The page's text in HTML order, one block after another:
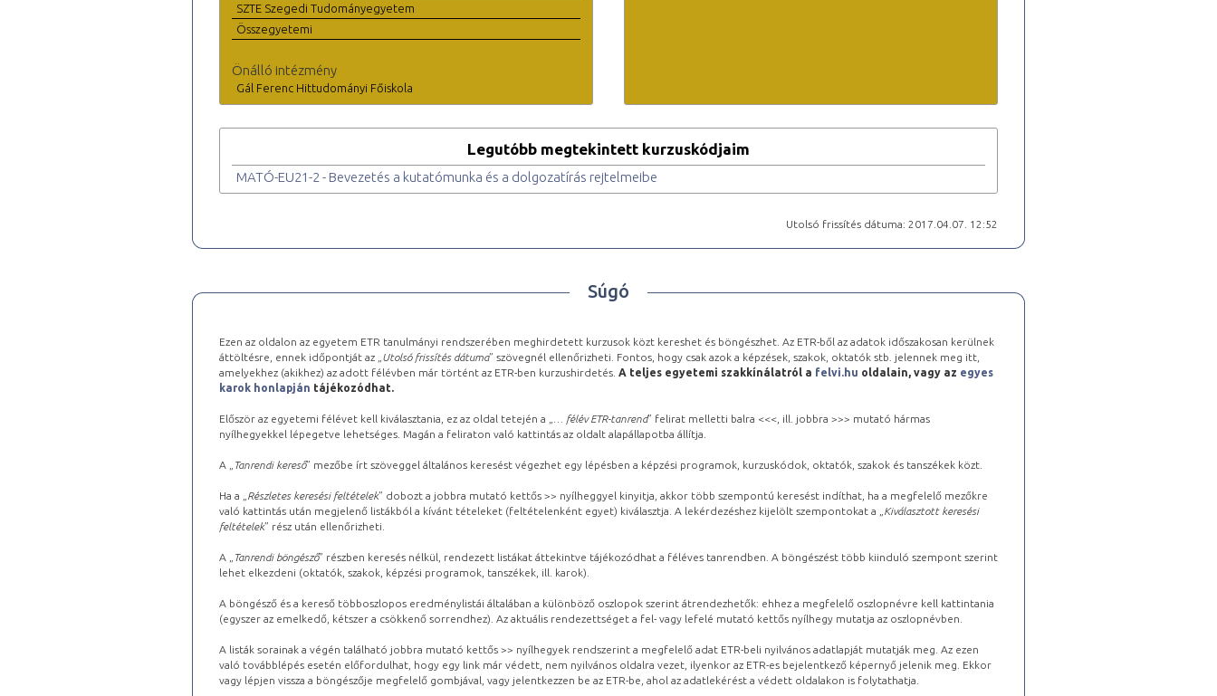
SZTE Szegedi Tudományegyetem
Összegyetemi
Önálló intézmény
Gál Ferenc Hittudományi Főiskola
Legutóbb megtekintett kurzuskódjaim
MATÓ-EU21-2 - Bevezetés a kutatómunka és a dolgozatírás rejtelmeibe
Utolsó frissítés dátuma: 2017.04.07. 12:52
Súgó
Ezen az oldalon az egyetem ETR tanulmányi rendszerében meghirdetett kurzusok közt kereshet és böngészhet. Az ETR-ből az adatok időszakosan kerülnek
áttöltésre, ennek időpontját az „ Utolsó frissítés dátuma” szövegnél ellenőrizheti. Fontos, hogy csak azok a képzések, szakok, oktatók stb. jelennek meg itt,
amelyekhez (akikhez) az adott félévben már történt az ETR-ben kurzushirdetés. A teljes egyetemi szakkínálatról a felvi.hu oldalain, vagy az egyes
karok honlapján tájékozódhat.
Először az egyetemi félévet kell kiválasztania, ez az oldal tetején a „ … félév ETR-tanrend” felirat melletti balra <<<, ill. jobbra >>> mutató hármas
nyílhegyekkel lépegetve lehetséges. Magán a feliraton való kattintás az oldalt alapállapotba állítja.
A „ Tanrendi kereső” mezőbe írt szöveggel általános keresést végezhet egy lépésben a képzési programok, kurzuskódok, oktatók, szakok és tanszékek közt.
Ha a „ Részletes keresési feltételek” dobozt a jobbra mutató kettős >> nyílheggyel kinyitja, akkor több szempontú keresést indíthat, ha a megfelelő mezőkre
való kattintás után megjelenő listákból a kívánt tételeket (feltételenként egyet) kiválasztja. A lekérdezéshez kijelölt szempontokat a „ Kiválasztott keresési
feltételek” rész után ellenőrizheti.
A „ Tanrendi böngésző” részben keresés nélkül, rendezett listákat áttekintve tájékozódhat a féléves tanrendben. A böngészést több kiinduló szempont szerint
lehet elkezdeni (oktatók, szakok, képzési programok, tanszékek, ill. karok).
A böngésző és a kereső többoszlopos eredménylistái általában a különböző oszlopok szerint átrendezhetők: ehhez a megfelelő oszlopnévre kell kattintania
(egyszer az emelkedő, kétszer a csökkenő sorrendhez). Az aktuális rendezettséget a fel- vagy lefelé mutató kettős nyílhegy mutatja az oszlopnévben.
A listák sorainak a végén található jobbra mutató kettős >> nyílhegyek rendszerint a megfelelő adat ETR-beli nyilvános adatlapját mutatják meg. Az ezen
való továbblépés esetén előfordulhat, hogy egy link már védett, nem nyilvános oldalra vezet, ilyenkor az ETR-es bejelentkező képernyő jelenik meg. Ekkor
vagy lépjen vissza a böngészője megfelelő gombjával, vagy jelentkezzen be az ETR-be, ahol az adatlekérést a védett oldalakon is folytathatja.